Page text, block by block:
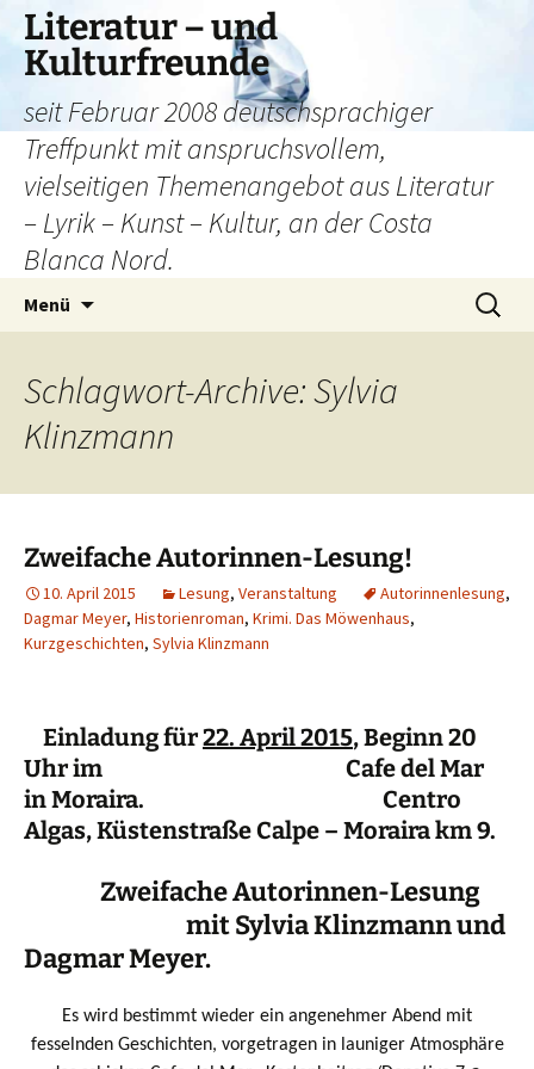
Literatur – und
Kulturfreunde
seit Februar 2008 deutschsprachiger
Treffpunkt mit anspruchsvollem,
vielseitigen Themenangebot aus Literatur
– Lyrik – Kunst – Kultur, an der Costa
Blanca Nord.
Menü
Suchen
nach:
Schlagwort-Archive: Sylvia
Klinzmann
Zweifache Autorinnen-Lesung!
10. April 2015 Lesung, Veranstaltung Autorinnenlesung,
Dagmar Meyer, Historienroman, Krimi. Das Möwenhaus,
Kurzgeschichten, Sylvia Klinzmann
Einladung für22. April 2015, Beginn 20
Uhr im Cafe del Mar
in Moraira. Centro
Algas, Küstenstraße Calpe – Moraira km 9.
Zweifache Autorinnen-Lesung
mit Sylvia Klinzmann und
Dagmar Meyer.
Es wird bestimmt wieder ein angenehmer Abend mit
fesselnden Geschichten, vorgetragen in launiger Atmosphäre